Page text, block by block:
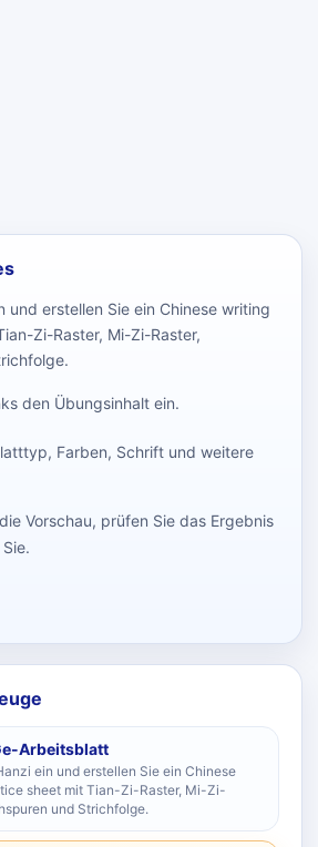
und erstellen Sie ein Chinese writing
Zi-Raster, Mi-Zi-Raster,
den Übungsinhalt ein.
Farben, Schrift und weitere
Vorschau, prüfen Sie das Ergebnis
Arbeitsblatt
ein und erstellen Sie ein Chinese
sheet mit Tian-Zi-Raster, Mi-Zi-
und Strichfolge.